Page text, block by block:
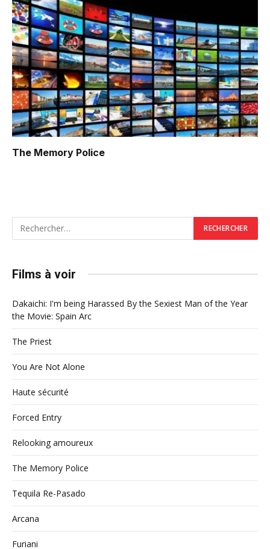
The Memory Police
Films à voir
Dakaichi: I'm being Harassed By the Sexiest Man of the Year
the Movie: Spain Arc
The Priest
You Are Not Alone
Haute sécurité
Forced Entry
Relooking amoureux
The Memory Police
Tequila Re-Pasado
Arcana
Furiani